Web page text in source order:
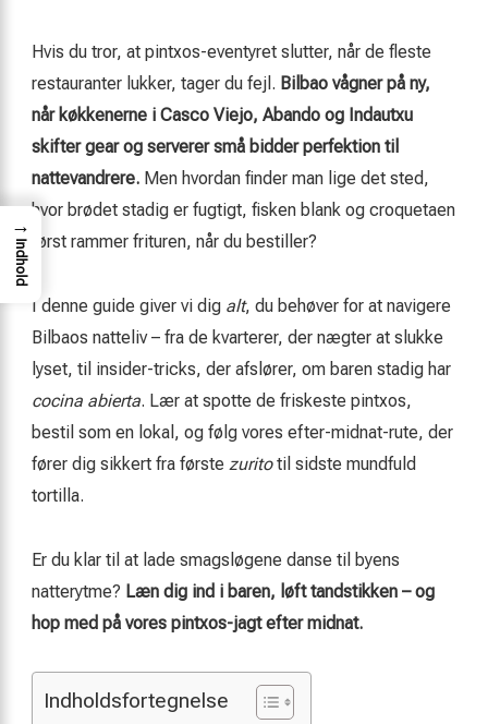
Hvis du tror, at pintxos-eventyret slutter, når de fleste
restauranter lukker, tager du fejl. Bilbao vågner på ny,
når køkkenerne i Casco Viejo, Abando og Indautxu
skifter gear og serverer små bidder perfektion til
nattevandrere. Men hvordan finder man lige det sted,
hvor brødet stadig er fugtigt, fisken blank og croquetaen
først rammer frituren, når du bestiller?
I denne guide giver vi dig alt, du behøver for at navigere
Bilbaos natteliv – fra de kvarterer, der nægter at slukke
lyset, til insider-tricks, der afslører, om baren stadig har
cocina abierta. Lær at spotte de friskeste pintxos,
bestil som en lokal, og følg vores efter-midnat-rute, der
fører dig sikkert fra første zuritotil sidste mundfuld
tortilla.
Er du klar til at lade smagsløgene danse til byens
natterytme? Læn dig ind i baren, løft tandstikken – og
hop med på vores pintxos-jagt efter midnat.
Indholdsfortegnelse
→
Indhold